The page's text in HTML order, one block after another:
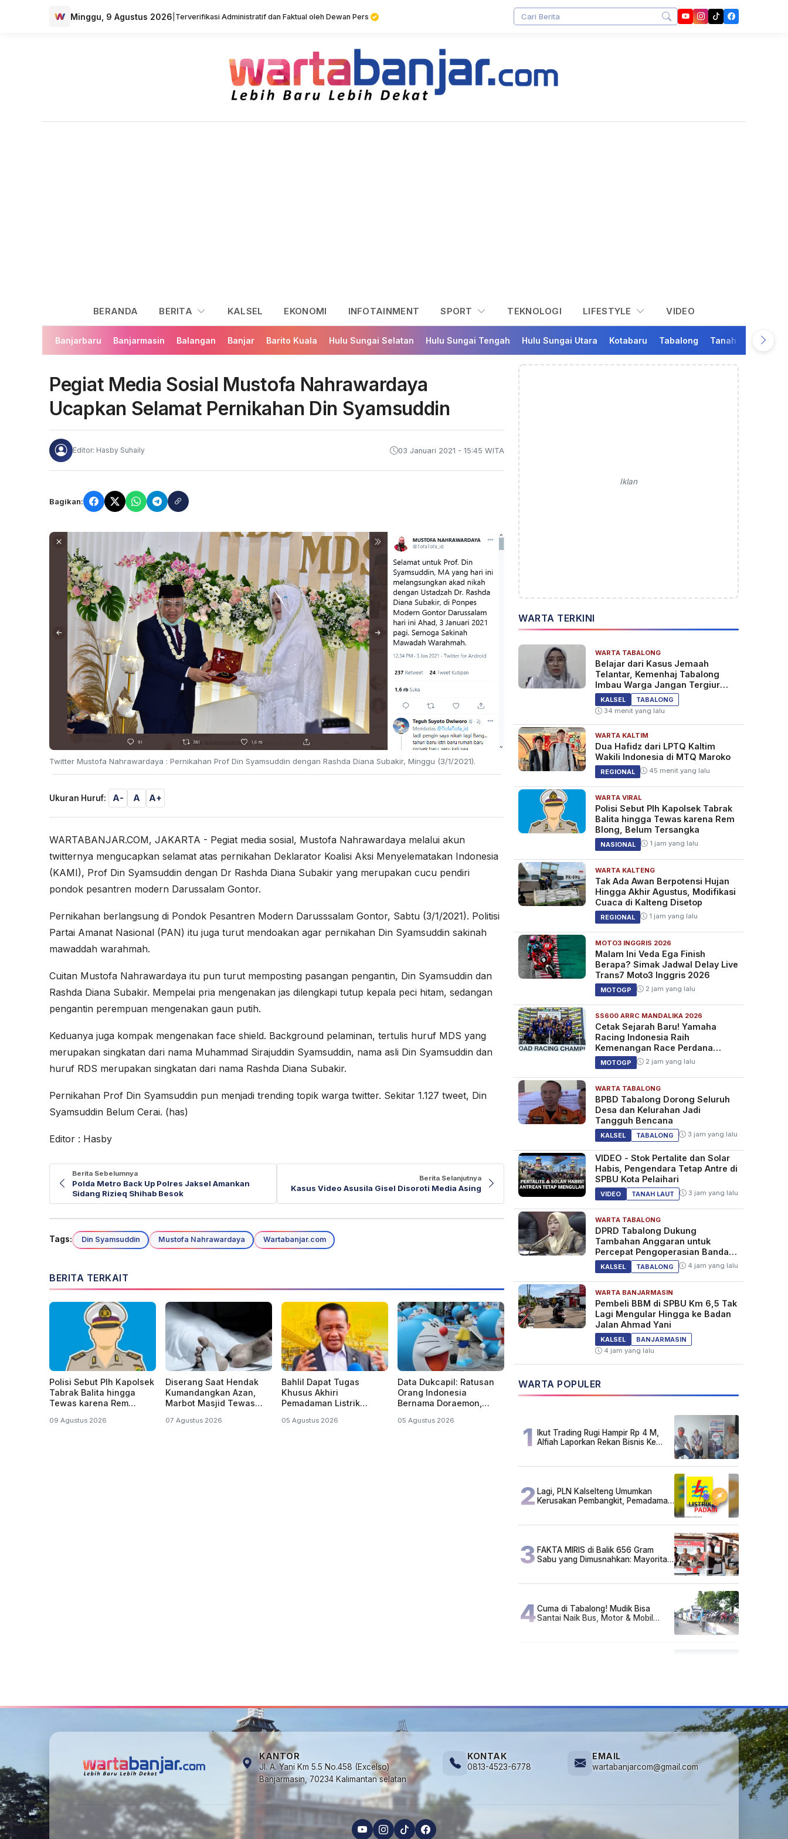
Minggu, 9 Agustus 2026 Terverifikasi Administratif dan Faktual oleh Dewan Pers
BERANDA BERITA KALSEL EKONOMI INFOTAINMENT SPORT TEKNOLOGI LIFESTYLE VIDEO
Banjarbaru Banjarmasin Balangan Banjar Barito Kuala Hulu Sungai Selatan Hulu Sungai Tengah Hulu Sungai Utara Kotabaru Tabalong Tanah Bumbu
Pegiat Media Sosial Mustofa Nahrawardaya
Ucapkan Selamat Pernikahan Din Syamsuddin
Editor: Hasby Suhaily 03 Januari 2021 - 15:45 WITA
Bagikan:
Twitter Mustofa Nahrawardaya : Pernikahan Prof Din Syamsuddin dengan Rashda Diana Subakir, Minggu (3/1/2021).
Ukuran Huruf: A- A A+
WARTABANJAR.COM, JAKARTA - Pegiat media sosial, Mustofa Nahrawardaya melalui akun
twitternya mengucapkan selamat atas pernikahan Deklarator Koalisi Aksi Menyelematakan Indonesia
(KAMI), Prof Din Syamsuddin dengan Dr Rashda Diana Subakir yang merupakan cucu pendiri
pondok pesantren modern Darussalam Gontor.
Pernikahan berlangsung di Pondok Pesantren Modern Darusssalam Gontor, Sabtu (3/1/2021). Politisi
Partai Amanat Nasional (PAN) itu juga turut mendoakan agar pernikahan Din Syamsuddin sakinah
mawaddah warahmah.
Cuitan Mustofa Nahrawardaya itu pun turut memposting pasangan pengantin, Din Syamsuddin dan
Rashda Diana Subakir. Mempelai pria mengenakan jas dilengkapi tutup kepala peci hitam, sedangan
pengantin perempuan mengenakan gaun putih.
Keduanya juga kompak mengenakan face shield. Background pelaminan, tertulis huruf MDS yang
merupakan singkatan dari nama Muhammad Sirajuddin Syamsuddin, nama asli Din Syamsuddin dan
huruf RDS merupakan singkatan dari nama Rashda Diana Subakir.
Pernikahan Prof Din Syamsuddin pun menjadi trending topik warga twitter. Sekitar 1.127 tweet, Din
Syamsuddin Belum Cerai. (has)
Editor : Hasby
Berita Sebelumnya
Polda Metro Back Up Polres Jaksel Amankan
Sidang Rizieq Shihab Besok
Berita Selanjutnya
Kasus Video Asusila Gisel Disoroti Media Asing
Tags: Din Syamsuddin Mustofa Nahrawardaya Wartabanjar.com
BERITA TERKAIT
Polisi Sebut Plh Kapolsek
Tabrak Balita hingga
Tewas karena Rem
09 Agustus 2026
Diserang Saat Hendak
Kumandangkan Azan,
Marbot Masjid Tewas
Samurai
07 Agustus 2026
Bahlil Dapat Tugas
Khusus Akhiri
Pemadaman Listrik
Kalteng
05 Agustus 2026
Data Dukcapil: Ratusan
Orang Indonesia
Bernama Doraemon,
05 Agustus 2026
Iklan
WARTA TERKINI
WARTA TABALONG
Belajar dari Kasus Jemaah
Telantar, Kemenhaj Tabalong
Imbau Warga Jangan Tergiur
Umrah Murah
KALSEL
TABALONG
34 menit yang lalu
WARTA KALTIM
Dua Hafidz dari LPTQ Kaltim
Wakili Indonesia di MTQ Maroko
REGIONAL 45 menit yang lalu
WARTA VIRAL
Polisi Sebut Plh Kapolsek Tabrak
Balita hingga Tewas karena Rem
Blong, Belum Tersangka
NASIONAL 1 jam yang lalu
WARTA KALTENG
Tak Ada Awan Berpotensi Hujan
Hingga Akhir Agustus, Modifikasi
Cuaca di Kalteng Disetop
REGIONAL 1 jam yang lalu
MOTO3 INGGRIS 2026
Malam Ini Veda Ega Finish
Berapa? Simak Jadwal Delay Live
Trans7 Moto3 Inggris 2026
MOTOGP 2 jam yang lalu
SS600 ARRC MANDALIKA 2026
Cetak Sejarah Baru! Yamaha
Racing Indonesia Raih
Kemenangan Race Perdana
SS600 ARRC
MOTOGP 2 jam yang lalu
WARTA TABALONG
BPBD Tabalong Dorong Seluruh
Desa dan Kelurahan Jadi
Tangguh Bencana
KALSEL TABALONG 3 jam yang lalu
VIDEO - Stok Pertalite dan Solar
Habis, Pengendara Tetap Antre di
SPBU Kota Pelaihari
VIDEO TANAH LAUT 3 jam yang lalu
WARTA TABALONG
DPRD Tabalong Dukung
Tambahan Anggaran untuk
Percepat Pengoperasian Bandara
Warukin
KALSEL TABALONG 4 jam yang lalu
WARTA BANJARMASIN
Pembeli BBM di SPBU Km 6,5 Tak
Lagi Mengular Hingga ke Badan
Jalan Ahmad Yani
KALSEL
BANJARMASIN
4 jam yang lalu
WARTA POPULER
1 Ikut Trading Rugi Hampir Rp 4 M,
Alfiah Laporkan Rekan Bisnis Ke
2 Lagi, PLN Kalselteng Umumkan
Kerusakan Pembangkit, Pemadaman
3 FAKTA MIRIS di Balik 656 Gram
Sabu yang Dimusnahkan: Mayoritas
4Cuma di Tabalong! Mudik Bisa
Santai Naik Bus, Motor & Mobil
KANTOR
Jl. A. Yani Km 5.5 No.458 (Excelso)
Banjarmasin, 70234 Kalimantan selatan
KONTAK
0813-4523-6778
EMAIL
wartabanjarcom@gmail.com